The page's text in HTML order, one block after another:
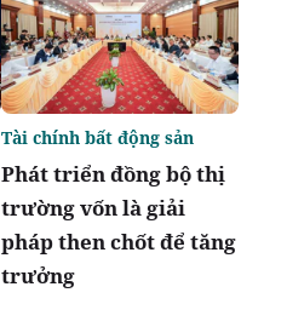
Phát triển đồng bộ thị
trường vốn là giải
pháp then chốt để tăng
trưởng
Tài chính bất động sản